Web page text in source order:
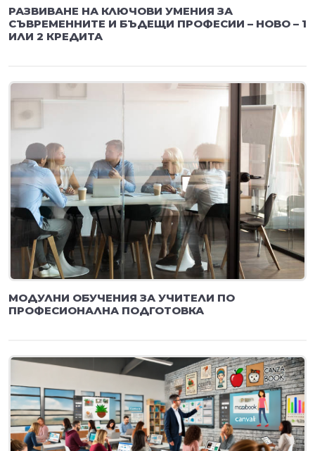
РАЗВИВАНЕ НА КЛЮЧОВИ УМЕНИЯ ЗА
СЪВРЕМЕННИТЕ И БЪДЕЩИ ПРОФЕСИИ – НОВО – 1
ИЛИ 2 КРЕДИТА
МОДУЛНИ ОБУЧЕНИЯ ЗА УЧИТЕЛИ ПО
ПРОФЕСИОНАЛНА ПОДГОТОВКА